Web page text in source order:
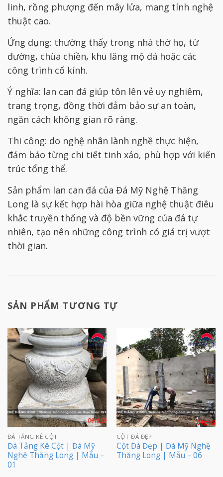
linh, rồng phượng đến mây lửa, mang tính nghệ
thuật cao.
Ứng dụng: thường thấy trong nhà thờ họ, từ
đường, chùa chiền, khu lăng mộ đá hoặc các
công trình cổ kính.
Ý nghĩa: lan can đá giúp tôn lên vẻ uy nghiêm,
trang trọng, đồng thời đảm bảo sự an toàn,
ngăn cách không gian rõ ràng.
Thi công: do nghệ nhân lành nghề thực hiện,
đảm bảo từng chi tiết tinh xảo, phù hợp với kiến
trúc tổng thể.
Sản phẩm lan can đá của Đá Mỹ Nghệ Thăng
Long là sự kết hợp hài hòa giữa nghệ thuật điêu
khắc truyền thống và độ bền vững của đá tự
nhiên, tạo nên những công trình có giá trị vượt
thời gian.
SẢN PHẨM TƯƠNG TỰ
ĐÁ TẢNG KÊ CỘT
Đá Tảng Kê Cột | Đá Mỹ
Nghệ Thăng Long | Mẫu –
01
CỘT ĐÁ ĐẸP
Cột Đá Đẹp | Đá Mỹ Nghệ
Thăng Long | Mẫu – 06